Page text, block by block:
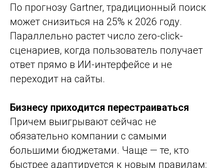
По прогнозу Gartner, традиционный поиск
может снизиться на 25% к 2026 году.
Параллельно растет число zero-click-
сценариев, когда пользователь получает
ответ прямо в ИИ-интерфейсе и не
переходит на сайты.
Бизнесу приходится перестраиваться
Причем выигрывают сейчас не
обязательно компании с самыми
большими бюджетами. Чаще — те, кто
быстрее адаптируется к новым правилам: